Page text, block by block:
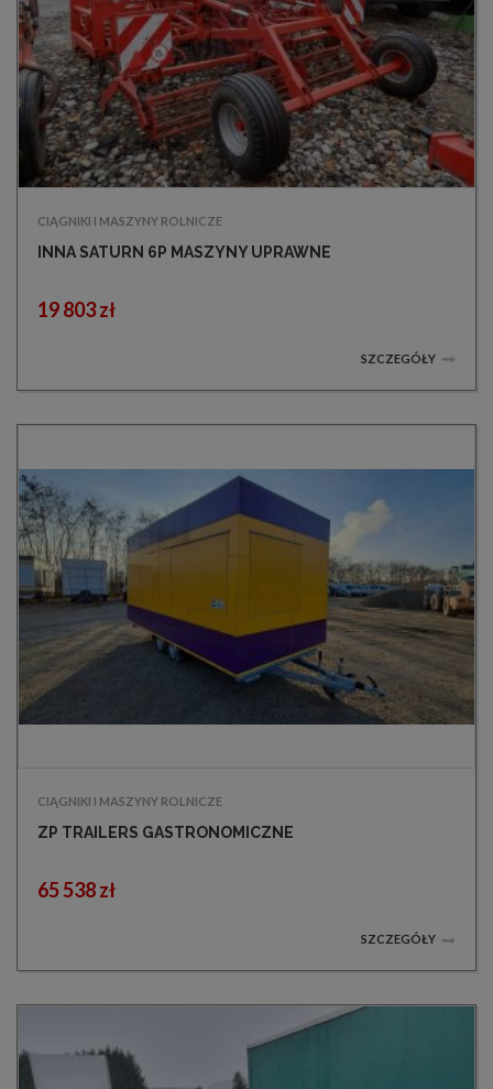
CIĄGNIKI I MASZYNY ROLNICZE
INNA SATURN 6P MASZYNY UPRAWNE
19 803 zł
SZCZEGÓŁY
CIĄGNIKI I MASZYNY ROLNICZE
ZP TRAILERS GASTRONOMICZNE
65 538 zł
SZCZEGÓŁY